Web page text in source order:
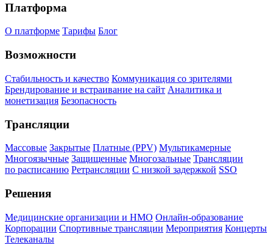
Платформа
О платформе Тарифы Блог
Возможности
Стабильность и качество Коммуникация со зрителями
Брендирование и встраивание на сайт Аналитика и
монетизация Безопасность
Трансляции
Массовые Закрытые Платные (PPV) Мультикамерные
Многоязычные Защищенные Многозальные Трансляции
по расписанию Ретрансляции С низкой задержкой SSO
Решения
Медицинские организации и НМО Онлайн-образование
Корпорации Спортивные трансляции Мероприятия Концерты
Телеканалы